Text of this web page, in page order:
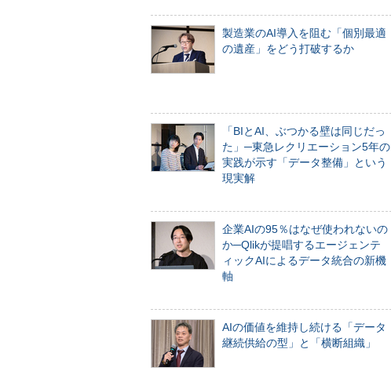
製造業のAI導入を阻む「個別最適
の遺産」をどう打破するか
「BIとAI、ぶつかる壁は同じだっ
た」─東急レクリエーション5年の
実践が示す「データ整備」という
現実解
企業AIの95％はなぜ使われないの
か─Qlikが提唱するエージェンテ
ィックAIによるデータ統合の新機
軸
AIの価値を維持し続ける「データ
継続供給の型」と「横断組織」